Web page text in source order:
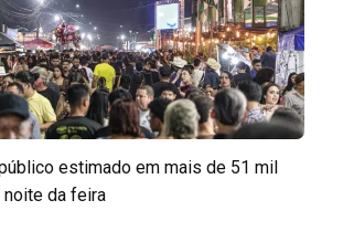
estimado em mais de 51 mil
da feira